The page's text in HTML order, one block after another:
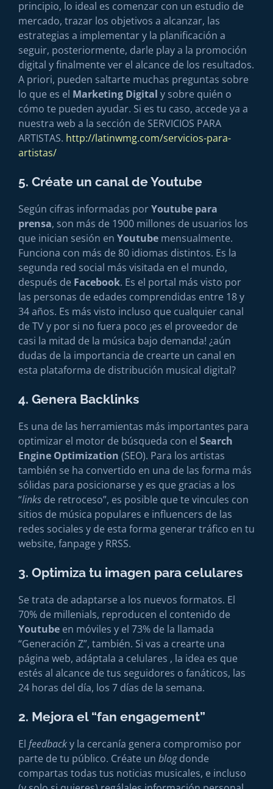
principio, lo ideal es comenzar con un estudio de
mercado, trazar los objetivos a alcanzar, las
estrategias a implementar y la planificación a
seguir, posteriormente, darle play a la promoción
digital y finalmente ver el alcance de los resultados.
A priori, pueden saltarte muchas preguntas sobre
lo que es el Marketing Digital y sobre quién o
cómo te pueden ayudar. Si es tu caso, accede ya a
nuestra web a la sección de SERVICIOS PARA
ARTISTAS. http://latinwmg.com/servicios-para-
artistas/
5. Créate un canal de Youtube
Según cifras informadas porYoutube para
prensa, son más de 1900 millones de usuarios los
que inician sesión en Youtube mensualmente.
Funciona con más de 80 idiomas distintos. Es la
segunda red social más visitada en el mundo,
después de Facebook. Es el portal más visto por
las personas de edades comprendidas entre 18 y
34 años. Es más visto incluso que cualquier canal
de TV y por si no fuera poco ¡es el proveedor de
casi la mitad de la música bajo demanda! ¿aún
dudas de la importancia de crearte un canal en
esta plataforma de distribución musical digital?
4. Genera Backlinks
Es una de las herramientas más importantes para
optimizar el motor de búsqueda con el Search
Engine Optimization (SEO). Para los artistas
también se ha convertido en una de las forma más
sólidas para posicionarse y es que gracias a los
“links de retroceso”, es posible que te vincules con
sitios de música populares e influencers de las
redes sociales y de esta forma generar tráfico en tu
website, fanpage y RRSS.
3. Optimiza tu imagen para celulares
Se trata de adaptarse a los nuevos formatos. El
70% de millenials, reproducen el contenido de
Youtube en móviles y el 73% de la llamada
“Generación Z”, también. Si vas a crearte una
página web, adáptala a celulares , la idea es que
estés al alcance de tus seguidores o fanáticos, las
24 horas del día, los 7 días de la semana.
2. Mejora el “fan engagement”
El feedbacky la cercanía genera compromiso por
parte de tu público. Créate un blogdonde
compartas todas tus noticias musicales, e incluso